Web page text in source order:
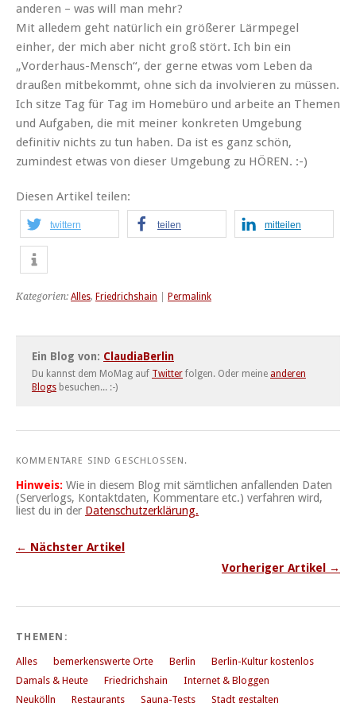
anderen – was will man mehr?
Mit alledem geht natürlich ein größerer Lärmpegel
einher, der mich aber nicht groß stört. Ich bin ein
„Vorderhaus-Mensch“, der gerne etwas vom Leben da
draußen mitbekommt, ohne sich da involvieren zu müssen.
Ich sitze Tag für Tag im Homebüro und arbeite an Themen
und Aufgaben, die mit meiner konkreten Umgebung
definitiv nichts zu tun haben. Da ist es ganz schön,
zumindest etwas von dieser Umgebung zu HÖREN. :-)
Diesen Artikel teilen:
twittern teilen mitteilen
Kategorien: Alles, Friedrichshain Permalink
Ein Blog von: ClaudiaBerlin
Du kannst dem MoMag auf Twitter folgen. Oder meine anderen
Blogs besuchen... :-)
KOMMENTARE SIND GESCHLOSSEN.
Hinweis: Wie in diesem Blog mit sämtlichen anfallenden Daten
(Serverlogs, Kontaktdaten, Kommentare etc.) verfahren wird,
liest du in der Datenschutzerklärung.
← Nächster Artikel
Vorheriger Artikel →
THEMEN:
Alles bemerkenswerte Orte Berlin
Berlin-Kultur kostenlos
Damals & Heute
Friedrichshain
Internet & Bloggen
Neukölln
Restaurants Sauna-Tests
Stadt gestalten